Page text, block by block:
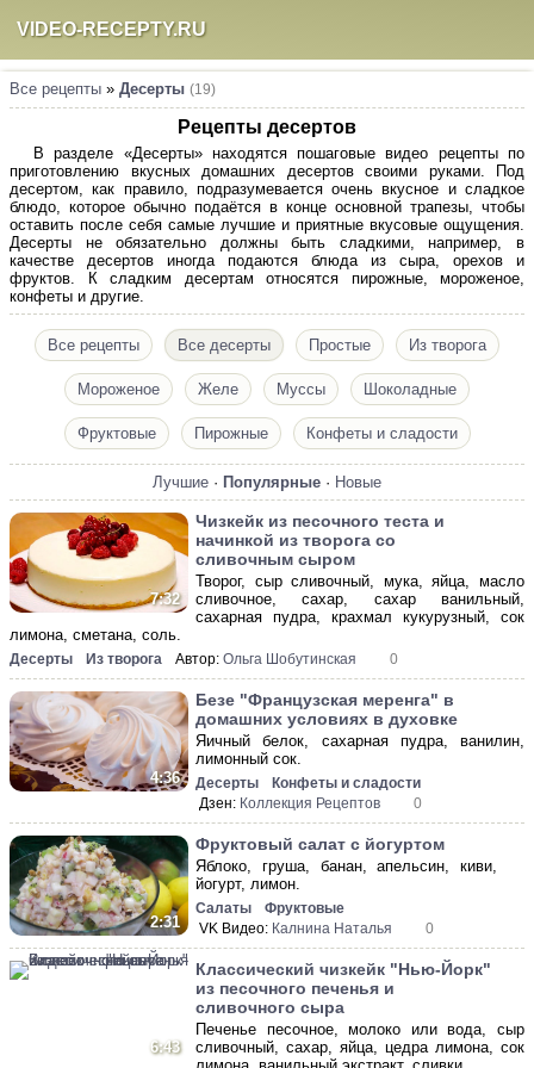
VIDEO-RECEPTY.RU
Все рецепты » Десерты (19)
Рецепты десертов
В разделе «Десерты» находятся пошаговые видео рецепты по
приготовлению вкусных домашних десертов своими руками. Под
десертом, как правило, подразумевается очень вкусное и сладкое
блюдо, которое обычно подаётся в конце основной трапезы, чтобы
оставить после себя самые лучшие и приятные вкусовые ощущения.
Десерты не обязательно должны быть сладкими, например, в
качестве десертов иногда подаются блюда из сыра, орехов и
фруктов. К сладким десертам относятся пирожные, мороженое,
конфеты и другие.
Все рецепты Все десерты Простые Из творога
Мороженое Желе Муссы Шоколадные
Фруктовые Пирожные Конфеты и сладости
Лучшие · Популярные · Новые
7:32
Чизкейк из песочного теста и
начинкой из творога со
сливочным сыром
Творог, сыр сливочный, мука, яйца, масло
сливочное, сахар, сахар ванильный,
сахарная пудра, крахмал кукурузный, сок
лимона, сметана, соль.
Десерты Из творога Автор: Ольга Шобутинская 0
4:36
Безе "Французская меренга" в
домашних условиях в духовке
Яичный белок, сахарная пудра, ванилин,
лимонный сок.
Десерты
Конфеты и сладости
Дзен: Коллекция Рецептов 0
2:31
Фруктовый салат с йогуртом
Яблоко, груша, банан, апельсин, киви,
йогурт, лимон.
Салаты
Фруктовые
VK Видео: Калнина Наталья 0
6:43
Классический чизкейк "Нью-Йорк"
из песочного печенья и
сливочного сыра
Печенье песочное, молоко или вода, сыр
сливочный, сахар, яйца, цедра лимона, сок